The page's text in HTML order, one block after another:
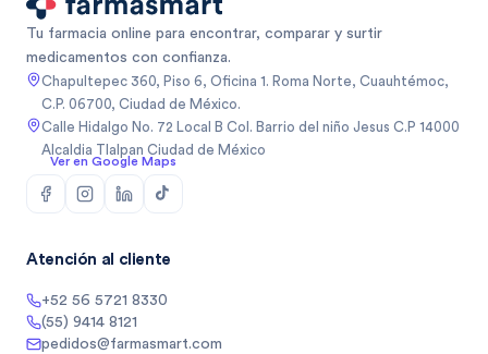
Tu farmacia online para encontrar, comparar y surtir
medicamentos con confianza.
Chapultepec 360, Piso 6, Oficina 1. Roma Norte, Cuauhtémoc,
C.P. 06700, Ciudad de México.
Calle Hidalgo No. 72 Local B Col. Barrio del niño Jesus C.P 14000
Alcaldia Tlalpan Ciudad de México
Ver en Google Maps
Atención al cliente
+52 56 5721 8330
(55) 9414 8121
pedidos@farmasmart.com